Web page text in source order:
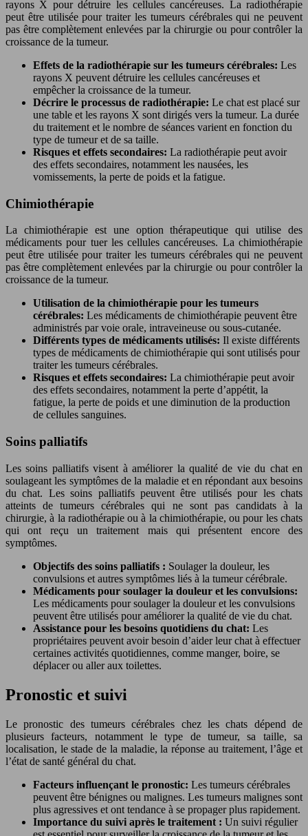
rayons X pour détruire les cellules cancéreuses. La radiothérapie
peut être utilisée pour traiter les tumeurs cérébrales qui ne peuvent
pas être complètement enlevées par la chirurgie ou pour contrôler la
croissance de la tumeur.
Effets de la radiothérapie sur les tumeurs cérébrales: Les
rayons X peuvent détruire les cellules cancéreuses et
empêcher la croissance de la tumeur.
Décrire le processus de radiothérapie: Le chat est placé sur
une table et les rayons X sont dirigés vers la tumeur. La durée
du traitement et le nombre de séances varient en fonction du
type de tumeur et de sa taille.
Risques et effets secondaires: La radiothérapie peut avoir
des effets secondaires, notamment les nausées, les
vomissements, la perte de poids et la fatigue.
Chimiothérapie
La chimiothérapie est une option thérapeutique qui utilise des
médicaments pour tuer les cellules cancéreuses. La chimiothérapie
peut être utilisée pour traiter les tumeurs cérébrales qui ne peuvent
pas être complètement enlevées par la chirurgie ou pour contrôler la
croissance de la tumeur.
Utilisation de la chimiothérapie pour les tumeurs
cérébrales: Les médicaments de chimiothérapie peuvent être
administrés par voie orale, intraveineuse ou sous-cutanée.
Différents types de médicaments utilisés: Il existe différents
types de médicaments de chimiothérapie qui sont utilisés pour
traiter les tumeurs cérébrales.
Risques et effets secondaires: La chimiothérapie peut avoir
des effets secondaires, notamment la perte d’appétit, la
fatigue, la perte de poids et une diminution de la production
de cellules sanguines.
Soins palliatifs
Les soins palliatifs visent à améliorer la qualité de vie du chat en
soulageant les symptômes de la maladie et en répondant aux besoins
du chat. Les soins palliatifs peuvent être utilisés pour les chats
atteints de tumeurs cérébrales qui ne sont pas candidats à la
chirurgie, à la radiothérapie ou à la chimiothérapie, ou pour les chats
qui ont reçu un traitement mais qui présentent encore des
symptômes.
Objectifs des soins palliatifs : Soulager la douleur, les
convulsions et autres symptômes liés à la tumeur cérébrale.
Médicaments pour soulager la douleur et les convulsions:
Les médicaments pour soulager la douleur et les convulsions
peuvent être utilisés pour améliorer la qualité de vie du chat.
Assistance pour les besoins quotidiens du chat: Les
propriétaires peuvent avoir besoin d’aider leur chat à effectuer
certaines activités quotidiennes, comme manger, boire, se
déplacer ou aller aux toilettes.
Pronostic et suivi
Le pronostic des tumeurs cérébrales chez les chats dépend de
plusieurs facteurs, notamment le type de tumeur, sa taille, sa
localisation, le stade de la maladie, la réponse au traitement, l’âge et
l’état de santé général du chat.
Facteurs influençant le pronostic: Les tumeurs cérébrales
peuvent être bénignes ou malignes. Les tumeurs malignes sont
plus agressives et ont tendance à se propager plus rapidement.
Importance du suivi après le traitement : Un suivi régulier